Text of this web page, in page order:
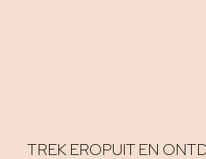
TREK EROPUIT EN